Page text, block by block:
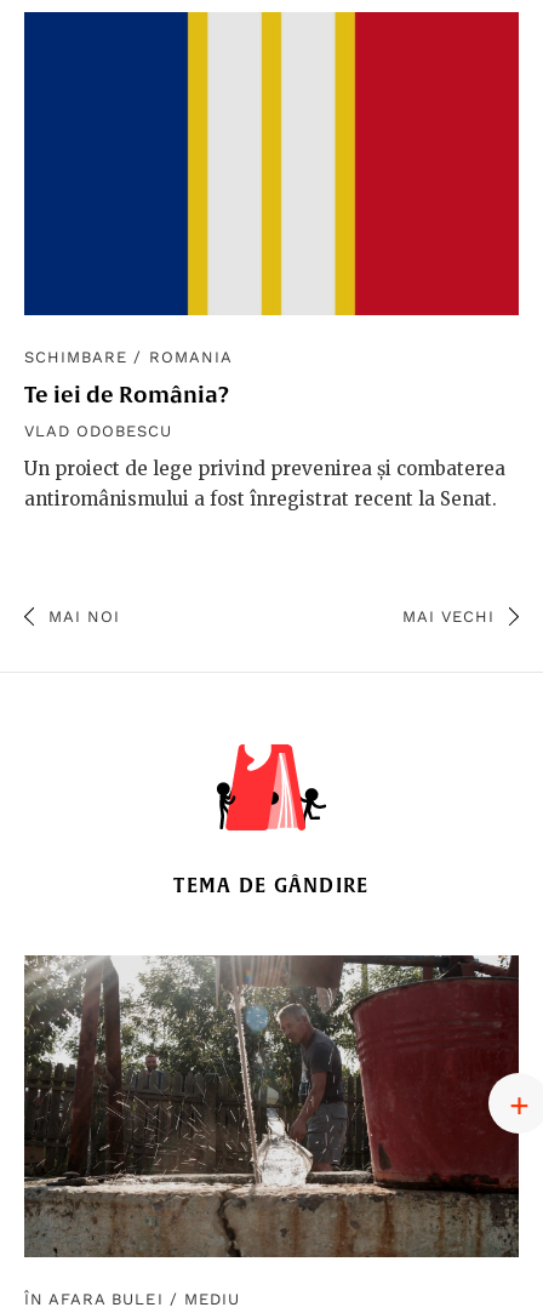
SCHIMBARE / ROMANIA
Te iei de România?
VLAD ODOBESCU
Un proiect de lege privind prevenirea și combaterea
antiromânismului a fost înregistrat recent la Senat.
MAI NOI MAI VECHI
TEMA DE GÂNDIRE
ÎN AFARA BULEI / MEDIU